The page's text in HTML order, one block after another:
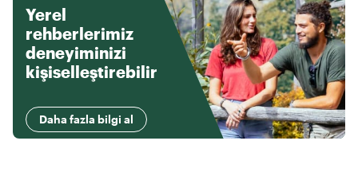
Yerel
rehberlerimiz
deneyiminizi
kişiselleştirebilir
Daha fazla bilgi al